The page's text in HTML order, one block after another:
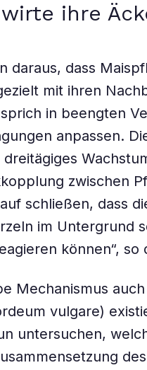
ihre
daraus, dass
mit ihren
in beengten
anpassen.
zwischen
schließen, dass
im Untergrund
können“, so
Mechanismus
vulgare)
untersuchen,